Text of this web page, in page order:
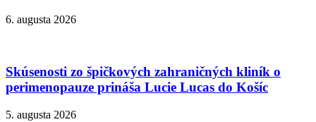
6. augusta 2026
Skúsenosti zo špičkových zahraničných kliník o
perimenopauze prináša Lucie Lucas do Košíc
5. augusta 2026